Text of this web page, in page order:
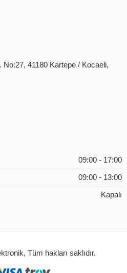
41180 Kartepe / Kocaeli,
09:00 - 17:00
09:00 - 13:00
Kapalı
Tüm hakları saklıdır.